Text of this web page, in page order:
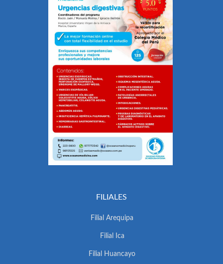
FILIALES
Filial Arequipa
Filial Ica
Filial Huancayo